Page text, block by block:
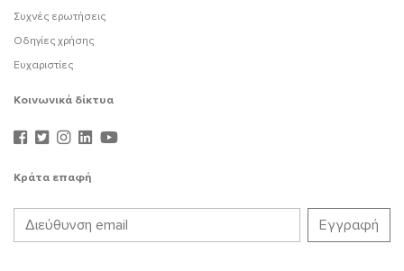
Συχνές ερωτήσεις
Οδηγίες χρήσης
Ευχαριστίες
Κοινωνικά δίκτυα
Κράτα επαφή